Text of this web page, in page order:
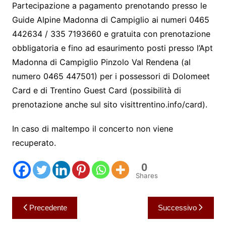
Partecipazione a pagamento prenotando presso le
Guide Alpine Madonna di Campiglio ai numeri 0465
442634 / 335 7193660 e gratuita con prenotazione
obbligatoria e fino ad esaurimento posti presso l’Apt
Madonna di Campiglio Pinzolo Val Rendena (al
numero 0465 447501) per i possessori di Dolomeet
Card e di Trentino Guest Card (possibilità di
prenotazione anche sul sito visittrentino.info/card).
In caso di maltempo il concerto non viene
recuperato.
0
Shares
Navigazione
articoli
Precedente Successivo